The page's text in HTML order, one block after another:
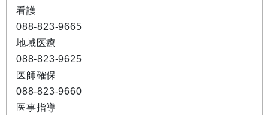
看護
088-823-9665
地域医療
088-823-9625
医師確保
088-823-9660
医事指導